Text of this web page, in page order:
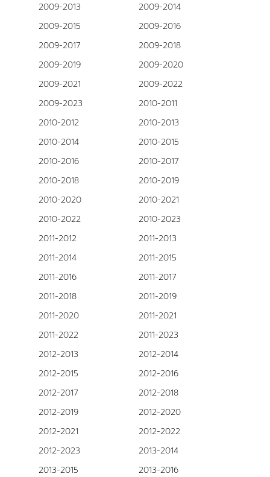
2009-2013
2009-2014
2009-2015
2009-2016
2009-2017
2009-2018
2009-2019
2009-2020
2009-2021
2009-2022
2009-2023
2010-2011
2010-2012
2010-2013
2010-2014
2010-2015
2010-2016
2010-2017
2010-2018
2010-2019
2010-2020
2010-2021
2010-2022
2010-2023
2011-2012
2011-2013
2011-2014
2011-2015
2011-2016
2011-2017
2011-2018
2011-2019
2011-2020
2011-2021
2011-2022
2011-2023
2012-2013
2012-2014
2012-2015
2012-2016
2012-2017
2012-2018
2012-2019
2012-2020
2012-2021
2012-2022
2012-2023
2013-2014
2013-2015
2013-2016